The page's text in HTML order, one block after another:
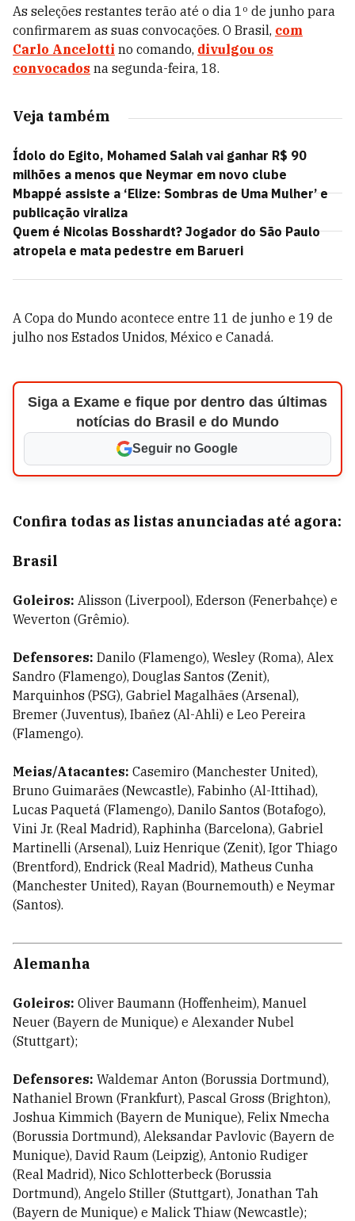
As seleções restantes terão até o dia 1º de junho para
confirmarem as suas convocações. O Brasil, com
Carlo Ancelotti no comando, divulgou os
convocados na segunda-feira, 18.
Veja também
Ídolo do Egito, Mohamed Salah vai ganhar R$ 90
milhões a menos que Neymar em novo clube
Mbappé assiste a ‘Elize: Sombras de Uma Mulher’ e
publicação viraliza
Quem é Nicolas Bosshardt? Jogador do São Paulo
atropela e mata pedestre em Barueri
A Copa do Mundo acontece entre 11 de junho e 19 de
julho nos Estados Unidos, México e Canadá.
Siga a Exame e fique por dentro das últimas
notícias do Brasil e do Mundo
Seguir no Google
Confira todas as listas anunciadas até agora:
Brasil
Goleiros: Alisson (Liverpool), Ederson (Fenerbahçe) e
Weverton (Grêmio).
Defensores: Danilo (Flamengo), Wesley (Roma), Alex
Sandro (Flamengo), Douglas Santos (Zenit),
Marquinhos (PSG), Gabriel Magalhães (Arsenal),
Bremer (Juventus), Ibañez (Al-Ahli) e Leo Pereira
(Flamengo).
Meias/Atacantes: Casemiro (Manchester United),
Bruno Guimarães (Newcastle), Fabinho (Al-Ittihad),
Lucas Paquetá (Flamengo), Danilo Santos (Botafogo),
Vini Jr. (Real Madrid), Raphinha (Barcelona), Gabriel
Martinelli (Arsenal), Luiz Henrique (Zenit), Igor Thiago
(Brentford), Endrick (Real Madrid), Matheus Cunha
(Manchester United), Rayan (Bournemouth) e Neymar
(Santos).
Alemanha
Goleiros: Oliver Baumann (Hoffenheim), Manuel
Neuer (Bayern de Munique) e Alexander Nubel
(Stuttgart);
Defensores: Waldemar Anton (Borussia Dortmund),
Nathaniel Brown (Frankfurt), Pascal Gross (Brighton),
Joshua Kimmich (Bayern de Munique), Felix Nmecha
(Borussia Dortmund), Aleksandar Pavlovic (Bayern de
Munique), David Raum (Leipzig), Antonio Rudiger
(Real Madrid), Nico Schlotterbeck (Borussia
Dortmund), Angelo Stiller (Stuttgart), Jonathan Tah
(Bayern de Munique) e Malick Thiaw (Newcastle);